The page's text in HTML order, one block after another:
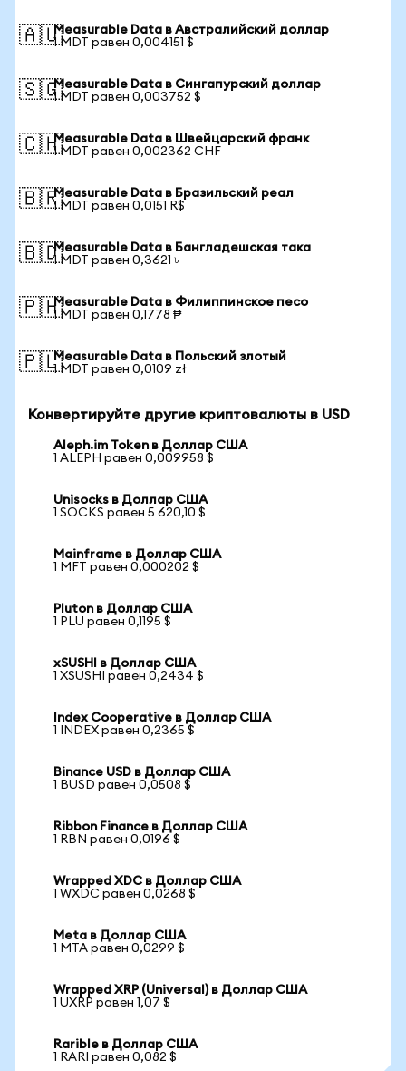
🇦🇺Measurable Data в Австралийский доллар
1 MDT равен 0,004151 $
🇸🇬Measurable Data в Сингапурский доллар
1 MDT равен 0,003752 $
🇨🇭Measurable Data в Швейцарский франк
1 MDT равен 0,002362 CHF
🇧🇷Measurable Data в Бразильский реал
1 MDT равен 0,0151 R$
🇧🇩Measurable Data в Бангладешская така
1 MDT равен 0,3621 ৳
🇵🇭Measurable Data в Филиппинское песо
1 MDT равен 0,1778 ₱
🇵🇱Measurable Data в Польский злотый
1 MDT равен 0,0109 zł
Конвертируйте другие криптовалюты в USD
Aleph.im Token в Доллар США
1 ALEPH равен 0,009958 $
Unisocks в Доллар США
1 SOCKS равен 5 620,10 $
Mainframe в Доллар США
1 MFT равен 0,000202 $
Pluton в Доллар США
1 PLU равен 0,1195 $
xSUSHI в Доллар США
1 XSUSHI равен 0,2434 $
Index Cooperative в Доллар США
1 INDEX равен 0,2365 $
Binance USD в Доллар США
1 BUSD равен 0,0508 $
Ribbon Finance в Доллар США
1 RBN равен 0,0196 $
Wrapped XDC в Доллар США
1 WXDC равен 0,0268 $
Meta в Доллар США
1 MTA равен 0,0299 $
Wrapped XRP (Universal) в Доллар США
1 UXRP равен 1,07 $
Rarible в Доллар США
1 RARI равен 0,082 $